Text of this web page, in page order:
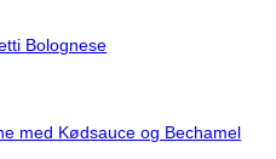
Bolognese
med Kødsauce og Bechamel